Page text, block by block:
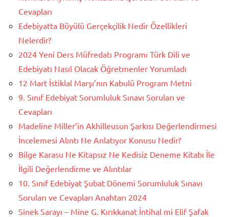
Cevapları
Edebiyatta Büyülü Gerçekçilik Nedir Özellikleri
Nelerdir?
2024 Yeni Ders Müfredatı Programı Türk Dili ve
Edebiyatı Nasıl Olacak Öğretmenler Yorumladı
12 Mart İstiklal Marşı’nın Kabulü Program Metni
9. Sınıf Edebiyat Sorumluluk Sınavı Soruları ve
Cevapları
Madeline Miller’in Akhilleusun Şarkısı Değerlendirmesi
İncelemesi Alıntı Ne Anlatıyor Konusu Nedir?
Bilge Karasu Ne Kitapsız Ne Kedisiz Deneme Kitabı İle
İlgili Değerlendirme ve Alıntılar
10. Sınıf Edebiyat Şubat Dönemi Sorumluluk Sınavı
Soruları ve Cevapları Anahtarı 2024
Sinek Sarayı – Mine G. Kırıkkanat İntihal mi Elif Şafak